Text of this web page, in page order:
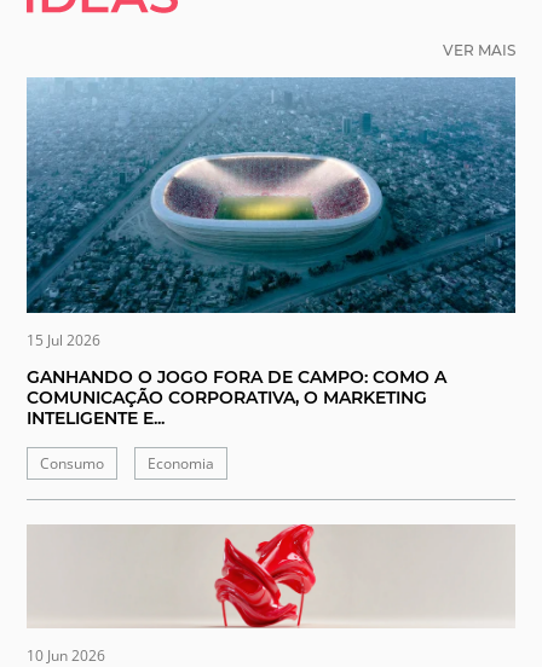
VER MAIS
15 Jul 2026
GANHANDO O JOGO FORA DE CAMPO: COMO A
COMUNICAÇÃO CORPORATIVA, O MARKETING
INTELIGENTE E...
Consumo Economia
10 Jun 2026